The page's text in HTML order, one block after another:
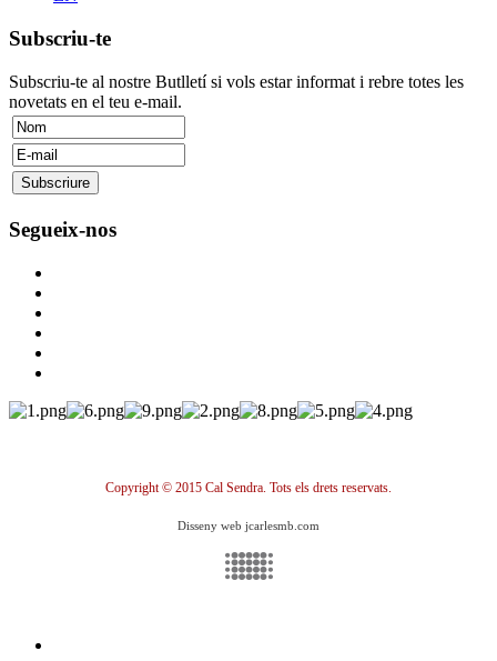
Subscriu-te
Subscriu-te al nostre Butlletí si vols estar informat i rebre totes les
novetats en el teu e-mail.
Segueix-nos
Copyright © 2015 Cal Sendra. Tots els drets reservats.
Disseny web jcarlesmb.com